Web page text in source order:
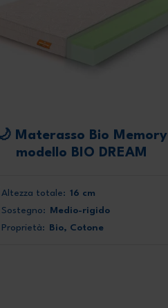
Materasso Bio Memory
modello BIO DREAM
Altezza totale: 16 cm
Sostegno: Medio-rigido
Proprietà: Bio, Cotone